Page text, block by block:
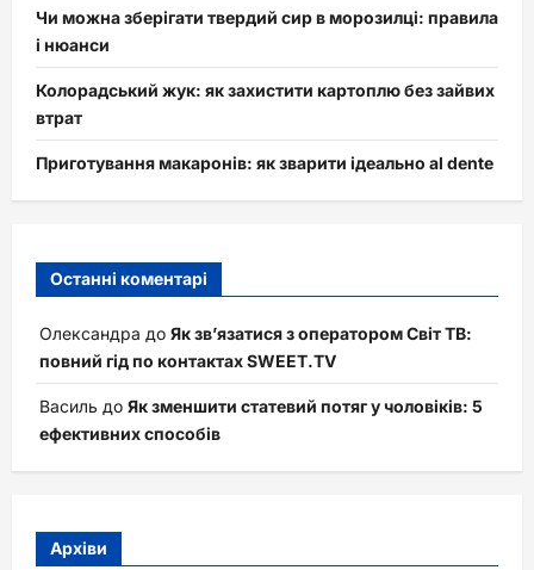
Чи можна зберігати твердий сир в морозилці: правила
і нюанси
Колорадський жук: як захистити картоплю без зайвих
втрат
Приготування макаронів: як зварити ідеально al dente
Останні коментарі
Олександра до Як зв’язатися з оператором Світ ТВ:
повний гід по контактах SWEET.TV
Василь до Як зменшити статевий потяг у чоловіків: 5
ефективних способів
Архіви